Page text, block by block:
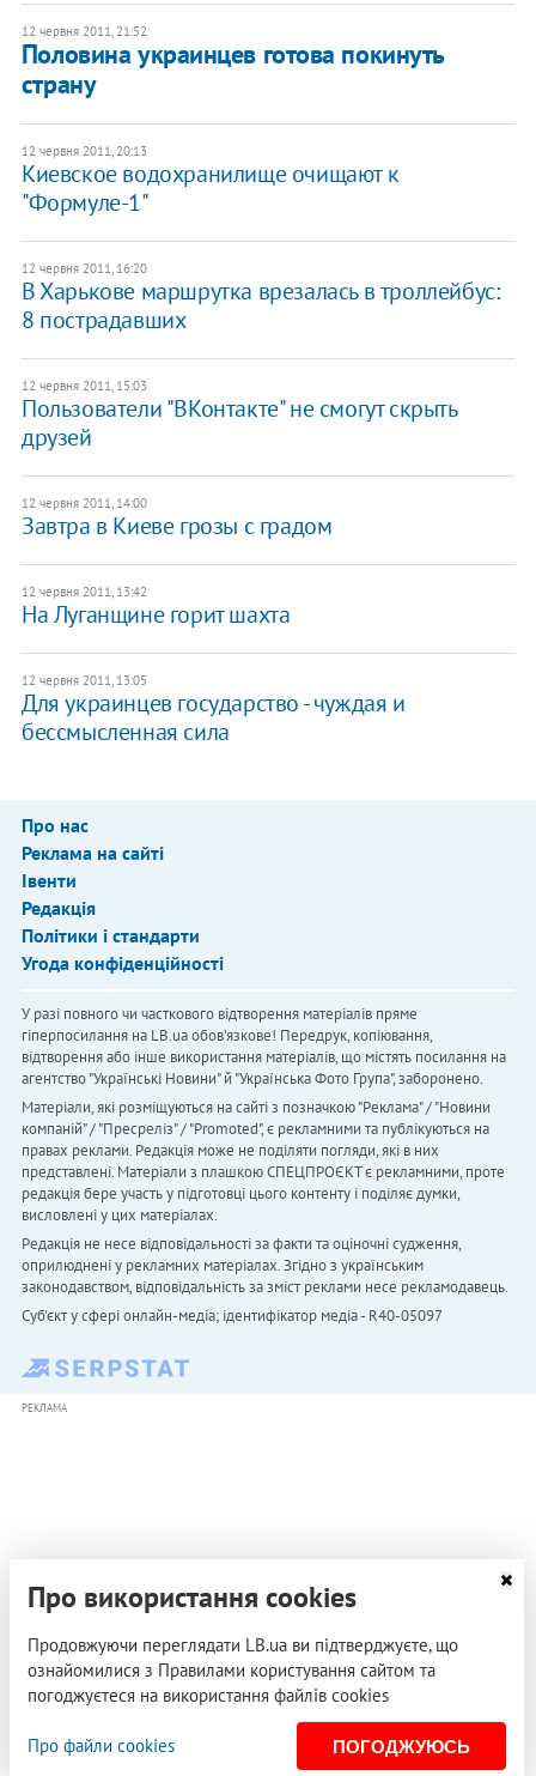
12 червня 2011, 21:52
Половина украинцев готова покинуть
страну
12 червня 2011, 20:13
Киевское водохранилище очищают к
"Формуле-1"
12 червня 2011, 16:20
В Харькове маршрутка врезалась в троллейбус:
8 пострадавших
12 червня 2011, 15:03
Пользователи "ВКонтакте" не смогут скрыть
друзей
12 червня 2011, 14:00
Завтра в Киеве грозы с градом
12 червня 2011, 13:42
На Луганщине горит шахта
12 червня 2011, 13:05
Для украинцев государство - чуждая и
бессмысленная сила
Про нас
Реклама на сайті
Івенти
Редакція
Політики і стандарти
Угода конфіденційності
У разі повного чи часткового відтворення матеріалів пряме
гіперпосилання на LB.ua обов'язкове! Передрук, копіювання,
відтворення або інше використання матеріалів, що містять посилання на
агентство "Українськi Новини" й "Українська Фото Група", заборонено.
Матеріали, які розміщуються на сайті з позначкою "Реклама" / "Новини
компаній" / "Пресреліз" / "Promoted", є рекламними та публікуються на
правах реклами. Редакція може не поділяти погляди, які в них
представлені. Матеріали з плашкою СПЕЦПРОЄКТ є рекламними, проте
редакція бере участь у підготовці цього контенту і поділяє думки,
висловлені у цих матеріалах.
Редакція не несе відповідальності за факти та оціночні судження,
оприлюднені у рекламних матеріалах. Згідно з українським
законодавством, відповідальність за зміст реклами несе рекламодавець.
Cуб'єкт у сфері онлайн-медіа; ідентифікатор медіа - R40-05097
РЕКЛАМА
Про використання cookies
Продовжуючи переглядати LB.ua ви підтверджуєте, що
ознайомилися з Правилами користування сайтом та
погоджуєтеся на використання файлів cookies
Про файли cookies ПОГОДЖУЮСЬ